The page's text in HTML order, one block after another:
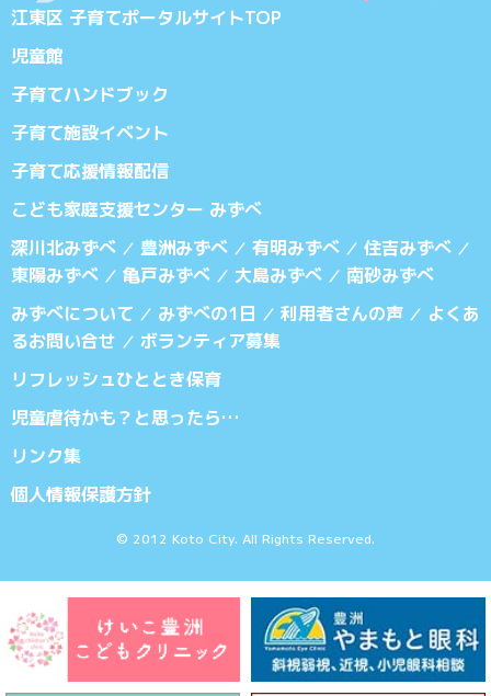
江東区 子育てポータルサイトTOP
児童館
子育てハンドブック
子育て施設イベント
子育て応援情報配信
こども家庭支援センター みずべ
深川北みずべ ／ 豊洲みずべ ／ 有明みずべ ／ 住吉みずべ ／
東陽みずべ ／ 亀戸みずべ ／ 大島みずべ ／ 南砂みずべ
みずべについて ／ みずべの1日 ／ 利用者さんの声 ／ よくあ
るお問い合せ ／ ボランティア募集
リフレッシュひととき保育
児童虐待かも？と思ったら…
リンク集
個人情報保護方針
© 2012 Koto City. All Rights Reserved.